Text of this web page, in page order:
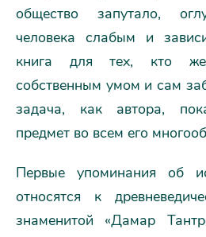
общество запутало,
человека слабым и
книга для тех, кто
собственным умом и сам
задача, как автора,
предмет во всем его
Первые упоминания об
относятся к
знаменитой «Дамар